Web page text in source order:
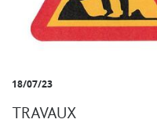
18/07/23
TRAVAUX